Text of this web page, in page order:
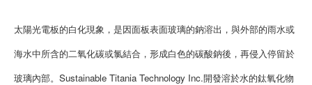
太陽光電板的白化現象，是因面板表面玻璃的鈉溶出，與外部的雨水或
海水中所含的二氧化碳或氯結合，形成白色的碳酸鈉後，再侵入停留於
玻璃內部。Sustainable Titania Technology Inc.開發溶於水的鈦氧化物